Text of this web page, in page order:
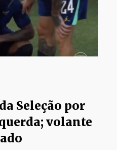
Seleção por
volante